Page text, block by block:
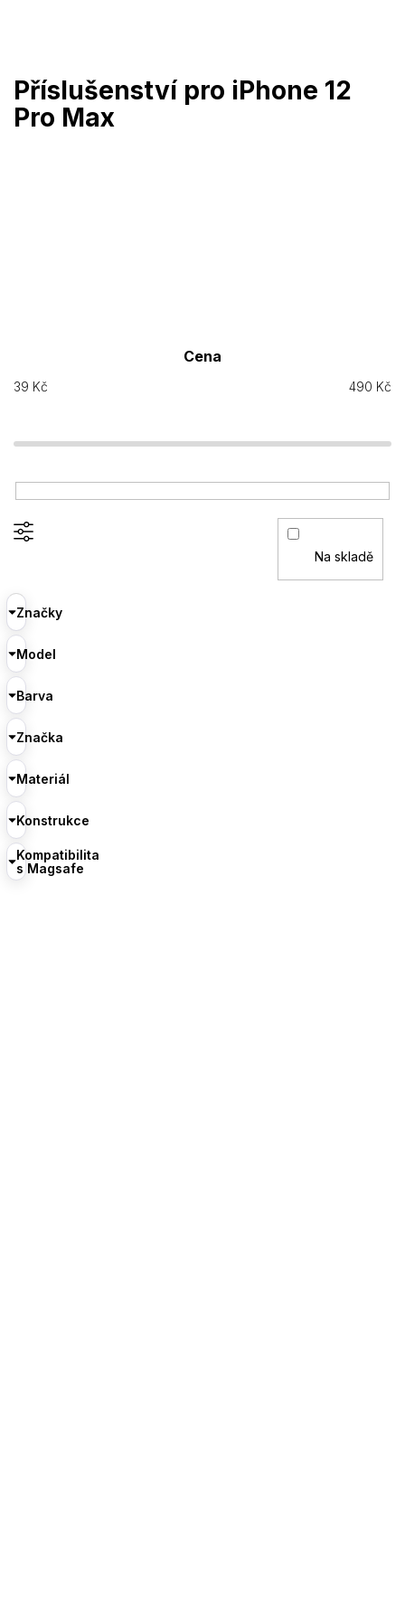
Příslušenství pro iPhone 12
Pro Max
Cena
39 Kč 490 Kč
Na skladě
Značky
Model
Barva
Značka
Materiál
Konstrukce
Kompatibilita
s Magsafe